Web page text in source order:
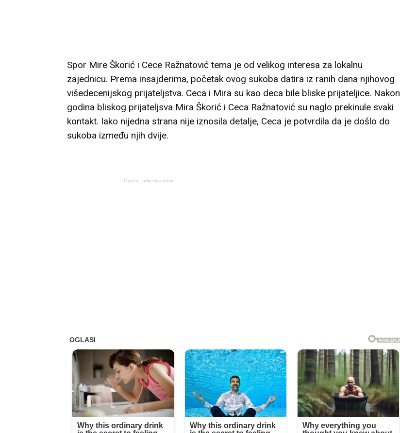
Spor Mire Škorić i Cece Ražnatović tema je od velikog interesa za lokalnu
zajednicu. Prema insajderima, početak ovog sukoba datira iz ranih dana njihovog
višedecenijskog prijateljstva. Ceca i Mira su kao deca bile bliske prijateljice. Nakon
godina bliskog prijateljsva Mira Škorić i Ceca Ražnatović su naglo prekinule svaki
kontakt. Iako nijedna strana nije iznosila detalje, Ceca je potvrdila da je došlo do
sukoba između njih dvije.
Oglasi - advertisement